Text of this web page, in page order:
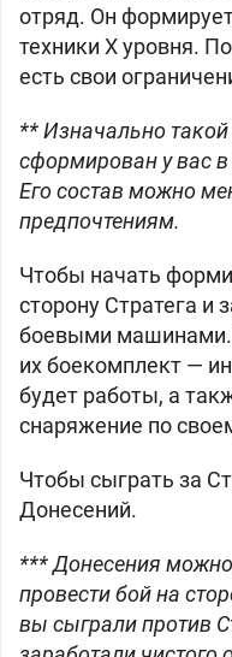
отряд. Он
техники X уровня.
есть свои
** Изначально такой
сформирован у вас в
Его состав можно
предпочтениям.
Чтобы начать
сторону Стратега и
боевыми машинами.
их боекомплект —
будет работы, а
снаряжение по
Чтобы сыграть за
Донесений.
*** Донесения
провести бой на
вы сыграли против